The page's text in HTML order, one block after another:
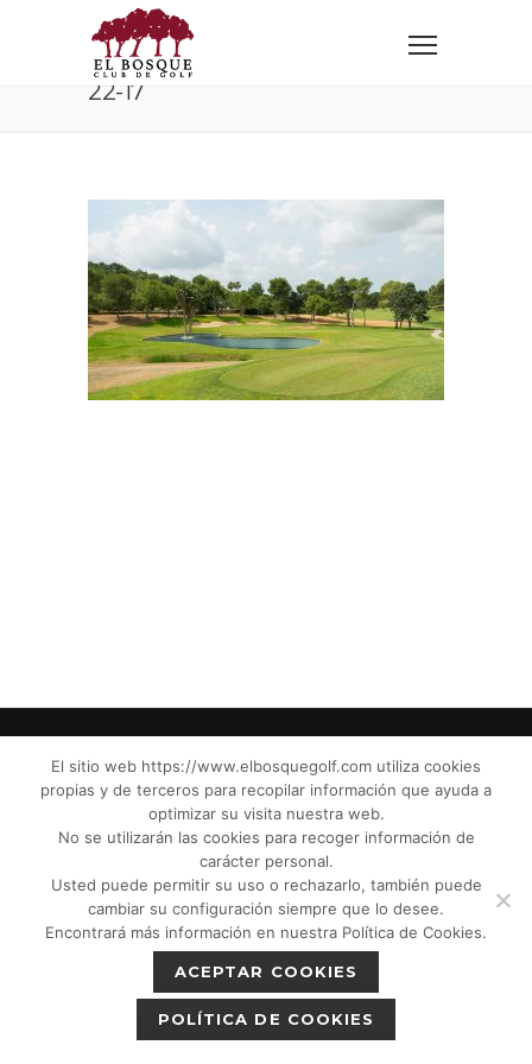
Home Gallery
22-17
© El Bosque Golf Club |Legal Notice|
Privacy Policy|Cookies Policy|Política de
devoluciones|Tic Camaras
Protection CPM”|
El sitio web https://www.elbosquegolf.com utiliza cookies
propias y de terceros para recopilar información que ayuda a
optimizar su visita nuestra web.
No se utilizarán las cookies para recoger información de
carácter personal.
Usted puede permitir su uso o rechazarlo, también puede
cambiar su configuración siempre que lo desee.
Encontrará más información en nuestra Política de Cookies.
ACEPTAR COOKIES
POLÍTICA DE COOKIES